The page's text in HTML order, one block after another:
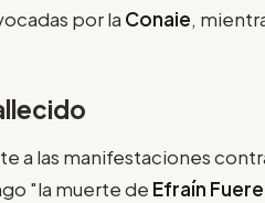
por la Conaie,
a las manifestaciones
"la muerte de Efraín